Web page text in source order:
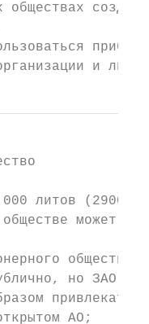
и
литов (2900
может
общества
но ЗАО
привлекать
АО;